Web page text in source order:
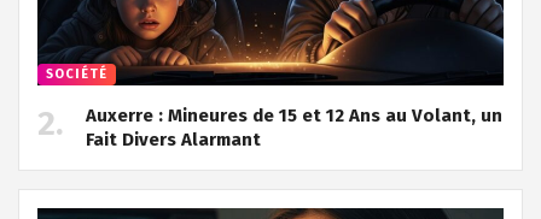
SOCIÉTÉ
Auxerre : Mineures de 15 et 12 Ans au Volant, un
Fait Divers Alarmant